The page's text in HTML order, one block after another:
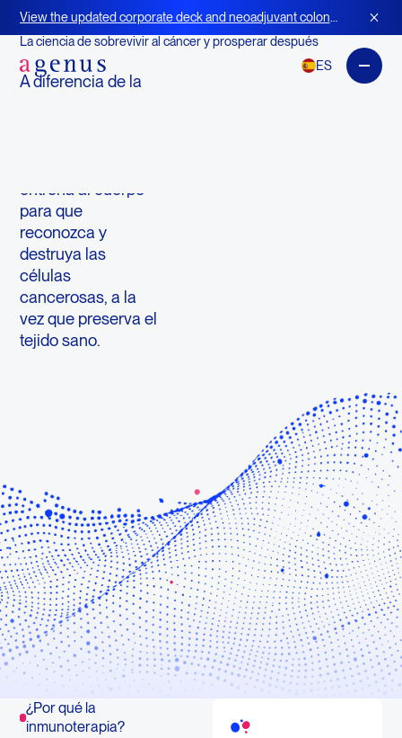
View the updated corporate deck and neoadjuvant colon
cancer strategy for BOT+BAL
ES
Inmunooncología
La ciencia de sobrevivir al cáncer y prosperar después
A diferencia de la
entrena al cuerpo
para que
reconozca y
destruya las
células
cancerosas, a la
vez que preserva el
tejido sano.
¿Por qué la
inmunoterapia?